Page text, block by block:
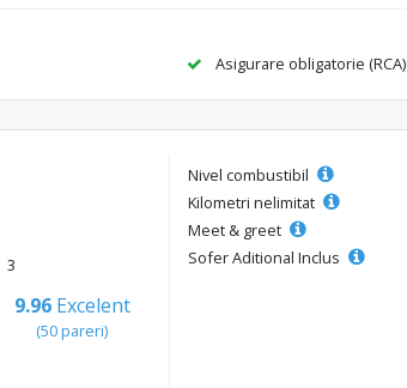
Asigurare obligatorie (RCA)
3
9.96 Excelent
(50 pareri)
Nivel combustibil
Kilometri nelimitat
Meet & greet
Sofer Aditional Inclus